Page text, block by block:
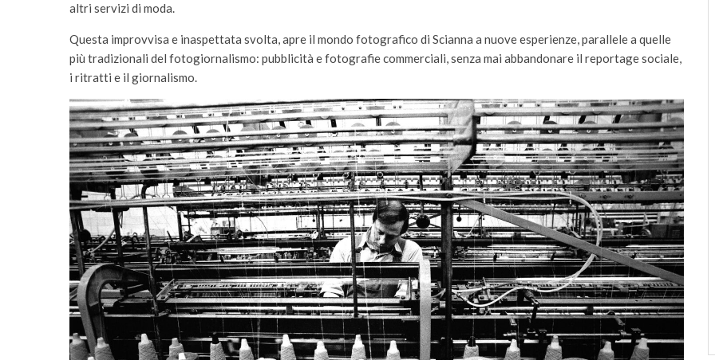
altri servizi di moda.
Questa improvvisa e inaspettata svolta, apre il mondo fotografico di Scianna a nuove esperienze, parallele a quelle
più tradizionali del fotogiornalismo: pubblicità e fotografie commerciali, senza mai abbandonare il reportage sociale,
i ritratti e il giornalismo.